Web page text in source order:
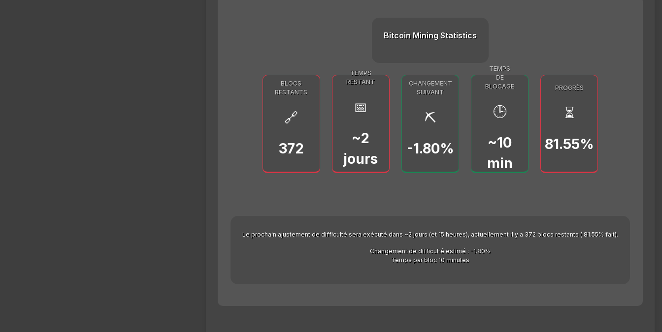
Bitcoin Mining Statistics
BLOCS
RESTANTS
🔗
372
TEMPS
RESTANT
📅
~2
jours
CHANGEMENT
SUIVANT
⛏️
-1.80%
TEMPS
DE
BLOCAGE
🕒
~10
min
PROGRÈS
⏳
81.55%
Le prochain ajustement de difficulté sera exécuté dans ~2 jours (et 15 heures), actuellement il y a 372 blocs restants ( 81.55% fait).
Changement de difficulté estimé : -1.80%
Temps par bloc 10 minutes